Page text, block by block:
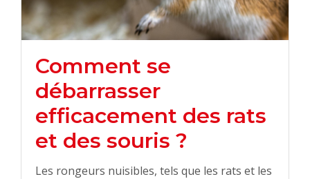
Comment se
débarrasser
efficacement des rats
et des souris ?
Les rongeurs nuisibles, tels que les rats et les